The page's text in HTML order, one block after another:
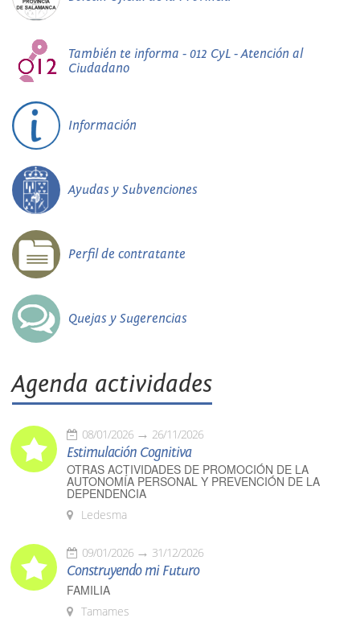
También te informa - 012 CyL - Atención al
Ciudadano
Información
Ayudas y Subvenciones
Perfil de contratante
Quejas y Sugerencias
Agenda actividades
08/01/2026 26/11/2026
Estimulación Cognitiva
OTRAS ACTIVIDADES DE PROMOCIÓN DE LA
AUTONOMÍA PERSONAL Y PREVENCIÓN DE LA
DEPENDENCIA
Ledesma
09/01/2026 31/12/2026
Construyendo mi Futuro
FAMILIA
Tamames